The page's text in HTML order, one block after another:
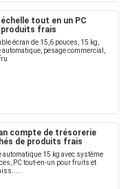
tout en un PC
produits frais
écran de 15,6 pouces, 15 kg,
pesage commercial,
compte de trésorerie
de produits frais
automatique 15 kg avec système
PC tout-en-un pour fruits et